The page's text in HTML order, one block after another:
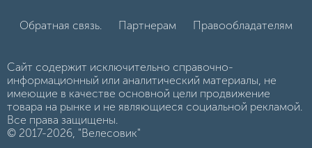
Обратная связь. Партнерам Правообладателям
Сайт содержит исключительно справочно-
информационный или аналитический материалы, не
имеющие в качестве основной цели продвижение
товара на рынке и не являющиеся социальной рекламой.
Все права защищены.
© 2017-2026, "Велесовик"